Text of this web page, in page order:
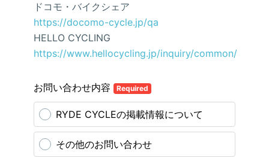
ドコモ・バイクシェア
https://docomo-cycle.jp/qa
HELLO CYCLING
https://www.hellocycling.jp/inquiry/common/
お問い合わせ内容 Required
RYDE CYCLEの掲載情報について
その他のお問い合わせ